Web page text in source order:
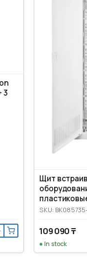
3
Щит
SKU:
109 090 ₸
In stock